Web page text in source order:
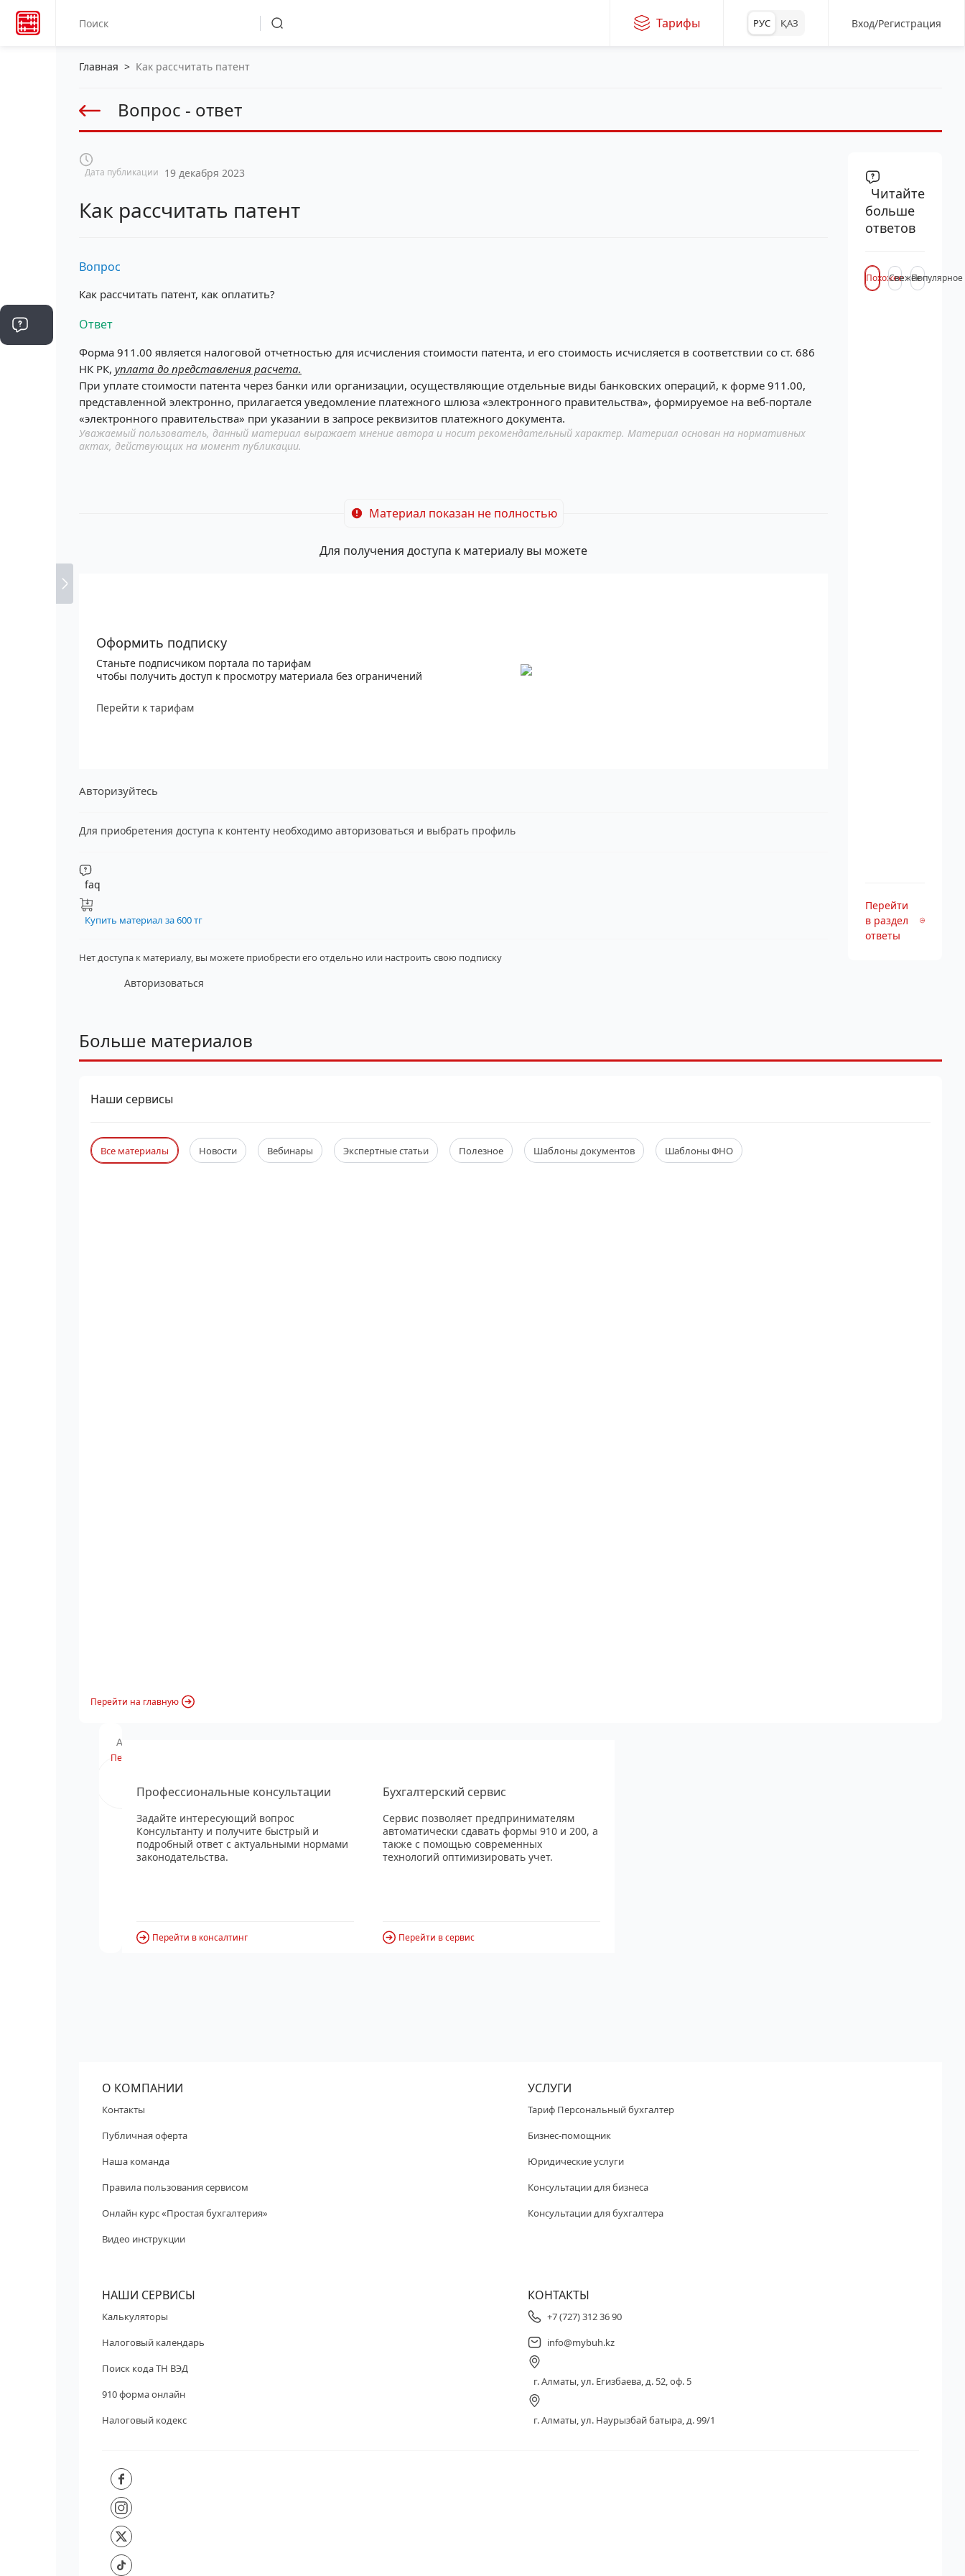
Тарифы РУС ҚАЗ Вход/Регистрация
Главная > Как рассчитать патент
Вопрос - ответ
Дата публикации 19 декабря 2023
Как рассчитать патент
Вопрос
Как рассчитать патент, как оплатить?
Ответ
Форма 911.00 является налоговой отчетностью для исчисления стоимости патента, и его стоимость исчисляется в соответствии со ст. 686
НК РК, уплата до представления расчета.
При уплате стоимости патента через банки или организации, осуществляющие отдельные виды банковских операций, к форме 911.00,
представленной электронно, прилагается уведомление платежного шлюза «электронного правительства», формируемое на веб-портале
«электронного правительства» при указании в запросе реквизитов платежного документа.
Уважаемый пользователь, данный материал выражает мнение автора и носит рекомендательный характер. Материал основан на нормативных
актах, действующих на момент публикации.
Материал показан не полностью
Для получения доступа к материалу вы можете
Оформить подписку
Станьте подписчиком портала по тарифам
чтобы получить доступ к просмотру материала без ограничений
Перейти к тарифам
Авторизуйтесь
Для приобретения доступа к контенту необходимо авторизоваться и выбрать профиль
faq
Купить материал за 600 тг
Нет доступа к материалу, вы можете приобрести его отдельно или настроить свою подписку
Авторизоваться
Читайте
больше
ответов
ПохожееСвежееПопулярное
Перейти
в раздел
ответы
Больше материалов
Наши сервисы
Все материалы Новости Вебинары Экспертные статьи Полезное Шаблоны документов Шаблоны ФНО
Перейти на главную
Анонс вебинара
Перейти
Профессиональные консультации
Задайте интересующий вопрос
Консультанту и получите быстрый и
подробный ответ с актуальными нормами
законодательства.
Перейти в консалтинг
Бухгалтерский сервис
Сервис позволяет предпринимателям
автоматически сдавать формы 910 и 200, а
также с помощью современных
технологий оптимизировать учет.
Перейти в сервис
О КОМПАНИИ
Контакты
Публичная оферта
Наша команда
Правила пользования сервисом
Онлайн курс «Простая бухгалтерия»
Видео инструкции
УСЛУГИ
Тариф Персональный бухгалтер
Бизнес-помощник
Юридические услуги
Консультации для бизнеса
Консультации для бухгалтера
НАШИ СЕРВИСЫ
Калькуляторы
Налоговый календарь
Поиск кода ТН ВЭД
910 форма онлайн
Налоговый кодекс
КОНТАКТЫ
+7 (727) 312 36 90
info@mybuh.kz
г. Алматы, ул. Егизбаева, д. 52, оф. 5
г. Алматы, ул. Наурызбай батыра, д. 99/1